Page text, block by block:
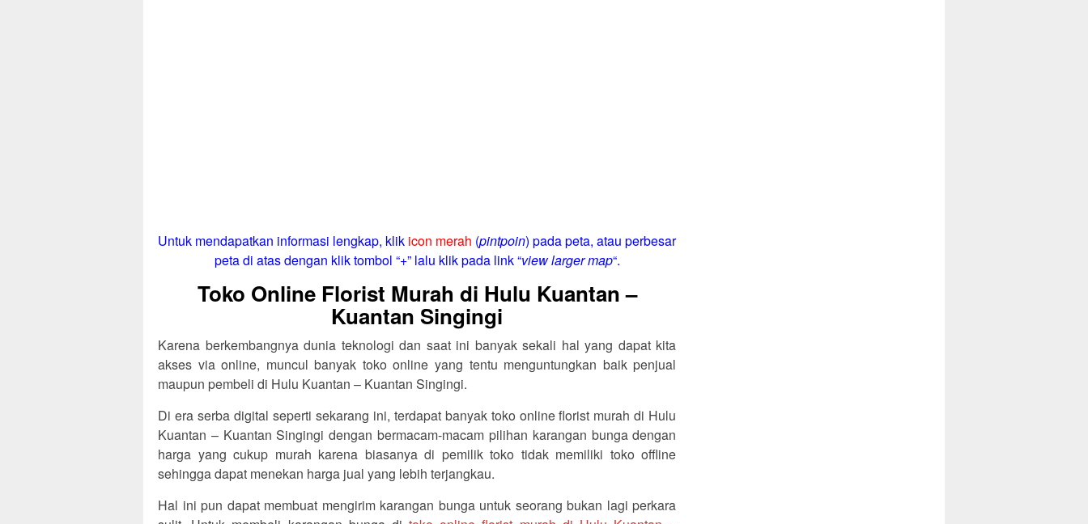
Untuk mendapatkan informasi lengkap, klik icon merah (pintpoin) pada peta, atau perbesar
peta di atas dengan klik tombol “+” lalu klik pada link “view larger map“.
Toko Online Florist Murah di Hulu Kuantan –
Kuantan Singingi
Karena berkembangnya dunia teknologi dan saat ini banyak sekali hal yang dapat kita
akses via online, muncul banyak toko online yang tentu menguntungkan baik penjual
maupun pembeli di Hulu Kuantan – Kuantan Singingi.
Di era serba digital seperti sekarang ini, terdapat banyak toko online florist murah di Hulu
Kuantan – Kuantan Singingi dengan bermacam-macam pilihan karangan bunga dengan
harga yang cukup murah karena biasanya di pemilik toko tidak memiliki toko offline
sehingga dapat menekan harga jual yang lebih terjangkau.
Hal ini pun dapat membuat mengirim karangan bunga untuk seorang bukan lagi perkara